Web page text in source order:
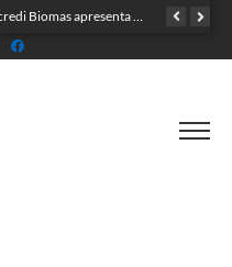
Acre segue em alerta para casos de síndrome respiratória aguda grave, aponta Fiocruz